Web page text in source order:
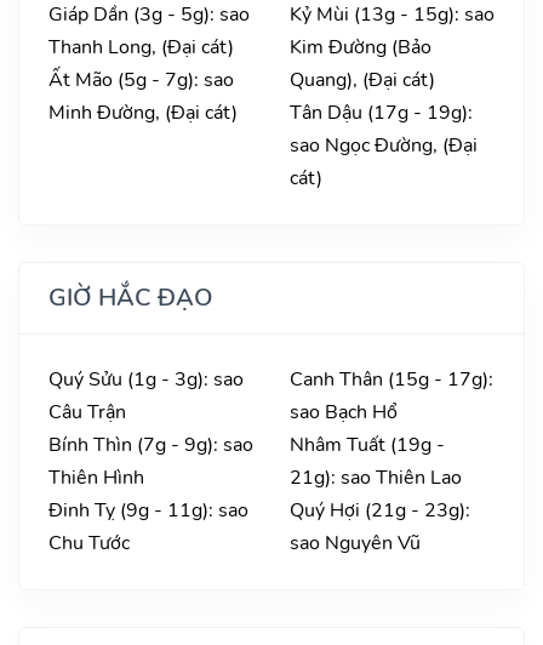
Giáp Dần (3g - 5g): sao
Thanh Long, (Đại cát)
Ất Mão (5g - 7g): sao
Minh Đường, (Đại cát)
Kỷ Mùi (13g - 15g): sao
Kim Đường (Bảo
Quang), (Đại cát)
Tân Dậu (17g - 19g):
sao Ngọc Đường, (Đại
cát)
GIỜ HẮC ĐẠO
Quý Sửu (1g - 3g): sao
Câu Trận
Bính Thìn (7g - 9g): sao
Thiên Hình
Đinh Tỵ (9g - 11g): sao
Chu Tước
Canh Thân (15g - 17g):
sao Bạch Hổ
Nhâm Tuất (19g -
21g): sao Thiên Lao
Quý Hợi (21g - 23g):
sao Nguyên Vũ